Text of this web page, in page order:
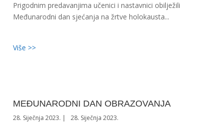
Prigodnim predavanjima učenici i nastavnici obilježili
Međunarodni dan sjećanja na žrtve holokausta...
Više >>
MEĐUNARODNI DAN OBRAZOVANJA
28. Siječnja 2023. 28. Siječnja 2023.